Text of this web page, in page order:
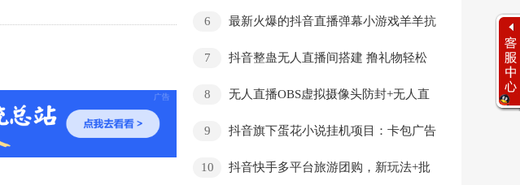
6
最新火爆的抖音直播弹幕小游戏羊羊抗
7
抖音整蛊无人直播间搭建 撸礼物轻松
8
无人直播OBS虚拟摄像头防封+无人直
9
抖音旗下蛋花小说挂机项目：卡包广告
10
抖音快手多平台旅游团购，新玩法+批